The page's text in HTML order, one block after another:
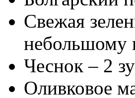
Свежая
небольшому
Чеснок – 2
Оливковое